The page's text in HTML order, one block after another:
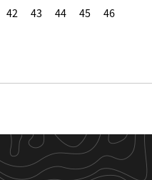
42 43 44 45
46